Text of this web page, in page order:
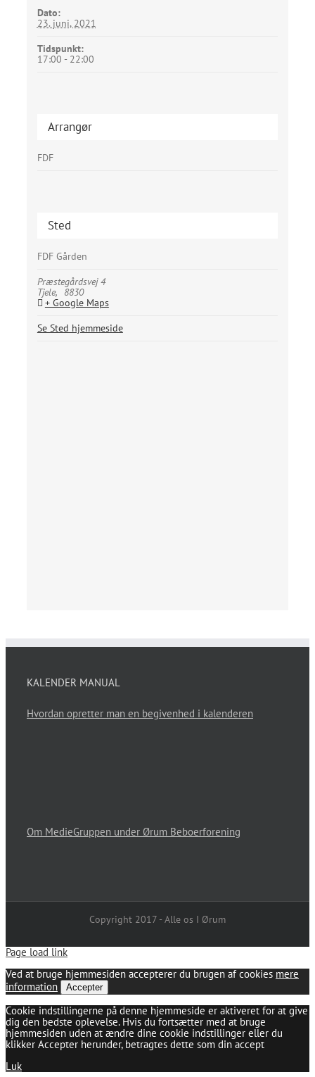
Dato:
23. juni, 2021
Tidspunkt:
17:00 - 22:00
Arrangør
FDF
Sted
FDF Gården
Præstegårdsvej 4
Tjele,
8830
+ Google Maps
Se Sted hjemmeside
KALENDER MANUAL
Hvordan opretter man en begivenhed i kalenderen
Om MedieGruppen under Ørum Beboerforening
Copyright 2017 - Alle os I Ørum
Page load link
Ved at bruge hjemmesiden accepterer du brugen af cookies mere
information
Accepter
Cookie indstillingerne på denne hjemmeside er aktiveret for at give
dig den bedste oplevelse. Hvis du fortsætter med at bruge
hjemmesiden uden at ændre dine cookie indstillinger eller du
klikker Accepter herunder, betragtes dette som din accept
Luk